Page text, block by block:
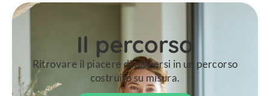
Il percorso
Ritrovare il piacere di piacersi in un percorso
costruito su misura.